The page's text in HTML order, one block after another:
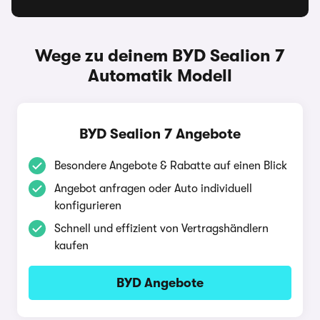
Wege zu deinem BYD Sealion 7
Automatik Modell
BYD Sealion 7 Angebote
Besondere Angebote & Rabatte auf einen Blick
Angebot anfragen oder Auto individuell
konfigurieren
Schnell und effizient von Vertragshändlern
kaufen
BYD Angebote